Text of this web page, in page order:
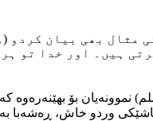
کی مثال بھی بیان
ہیں۔ اور خدا تو
نموونه‌یان بۆ
وردو خاش، ڕه‌شه‌با